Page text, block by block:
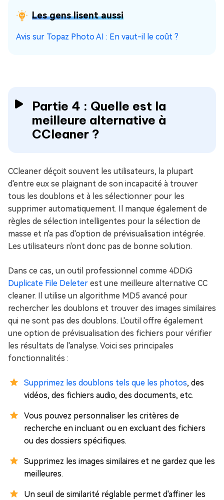
Les gens lisent aussi
Avis sur Topaz Photo AI : En vaut-il le coût ?
Partie 4 : Quelle est la
meilleure alternative à
CCleaner ?
CCleaner déçoit souvent les utilisateurs, la plupart
d'entre eux se plaignant de son incapacité à trouver
tous les doublons et à les sélectionner pour les
supprimer automatiquement. Il manque également de
règles de sélection intelligentes pour la sélection de
masse et n'a pas d'option de prévisualisation intégrée.
Les utilisateurs n'ont donc pas de bonne solution.
Dans ce cas, un outil professionnel comme 4DDiG
Duplicate File Deleter est une meilleure alternative CC
cleaner. Il utilise un algorithme MD5 avancé pour
rechercher les doublons et trouver des images similaires
qui ne sont pas des doublons. L'outil offre également
une option de prévisualisation des fichiers pour vérifier
les résultats de l'analyse. Voici ses principales
fonctionnalités :
Supprimez les doublons tels que les photos, des
vidéos, des fichiers audio, des documents, etc.
Vous pouvez personnaliser les critères de
recherche en incluant ou en excluant des fichiers
ou des dossiers spécifiques.
Supprimez les images similaires et ne gardez que les
meilleures.
Un seuil de similarité réglable permet d'affiner les